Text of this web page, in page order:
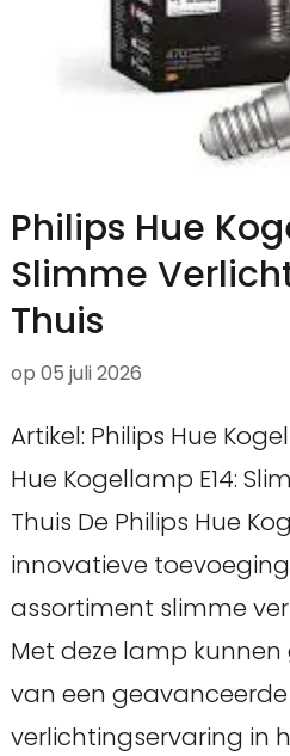
Philips Hue
Slimme
Thuis
op 05 juli 2026
Artikel: Philips Hue
Hue Kogellamp E14:
Thuis De Philips Hue
innovatieve
assortiment slimme
Met deze lamp
van een geavanceerde
verlichtingservaring in